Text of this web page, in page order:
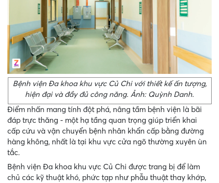
Bệnh viện Đa khoa khu vực Củ Chi với thiết kế ấn tượng,
hiện đại và đầy đủ công năng. Ảnh: Quỳnh Danh.
Điểm nhấn mang tính đột phá, nâng tầm bệnh viện là bãi
đáp trực thăng - một hạ tầng quan trọng giúp triển khai
cấp cứu và vận chuyển bệnh nhân khẩn cấp bằng đường
hàng không, nhất là tại khu vực cửa ngõ thường xuyên ùn
tắc.
Bệnh viện Đa khoa khu vực Củ Chi được trang bị để làm
chủ các kỹ thuật khó, phức tạp như phẫu thuật thay khớp,